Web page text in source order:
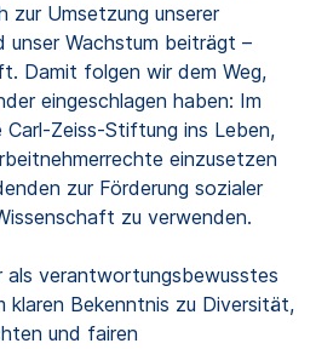
zur Umsetzung unserer
Wachstum beiträgt –
Damit folgen wir dem Weg,
eingeschlagen haben: Im
Zeiss-Stiftung ins Leben,
einzusetzen
zur Förderung sozialer
zu verwenden.
als verantwortungsbewusstes
klaren Bekenntnis zu Diversität,
und fairen